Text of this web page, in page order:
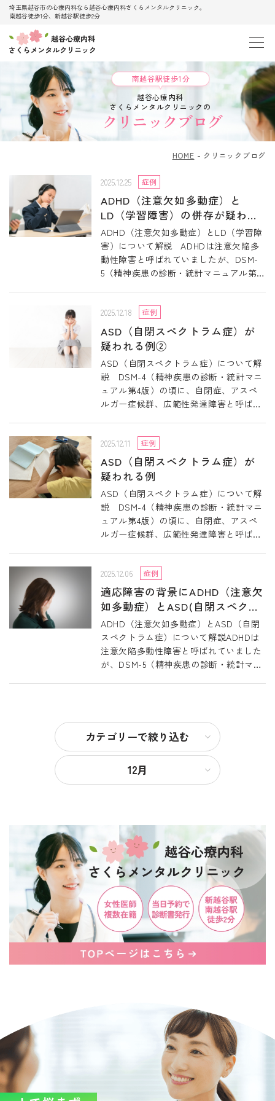
埼玉県越谷市の心療内科なら越谷心療内科さくらメンタルクリニック。
南越谷徒歩1分、新越谷駅徒歩2分
南越谷駅徒歩1分
越谷心療内科
さくらメンタルクリニックの
クリニックブログ
HOME クリニックブログ
2025.12.25 症例
ADHD（注意欠如多動症）と
LD（学習障害）の併存が疑われ
る例②
ADHD（注意欠如多動症）とLD（学習障
害）について解説 ADHDは注意欠陥多
動性障害と呼ばれていましたが、DSM-
5（精神疾患の診断・統計マニュアル第5
2025.12.18 症例
ASD（自閉スペクトラム症）が
疑われる例②
ASD（自閉スペクトラム症）について解
説 DSM-4（精神疾患の診断・統計マニ
ュアル第4版）の頃に、自閉症、アスペ
ルガー症候群、広範性発達障害と呼ばれ
2025.12.11 症例
ASD（自閉スペクトラム症）が
疑われる例
ASD（自閉スペクトラム症）について解
説 DSM-4（精神疾患の診断・統計マニ
ュアル第4版）の頃に、自閉症、アスペ
ルガー症候群、広範性発達障害と呼ばれ
2025.12.06 症例
適応障害の背景にADHD（注意欠
如多動症）とASD(自閉スペクト
ラム症)が疑われる例
ADHD（注意欠如多動症）とASD（自閉
スペクトラム症）について解説ADHDは
注意欠陥多動性障害と呼ばれていました
が、DSM-5（精神疾患の診断・統計マニ
カテゴリーで絞り込む
12月